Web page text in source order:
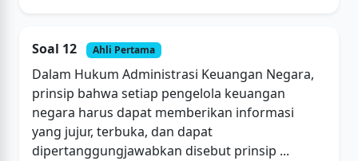
Soal 12 Ahli Pertama
Dalam Hukum Administrasi Keuangan Negara,
prinsip bahwa setiap pengelola keuangan
negara harus dapat memberikan informasi
yang jujur, terbuka, dan dapat
dipertanggungjawabkan disebut prinsip ...